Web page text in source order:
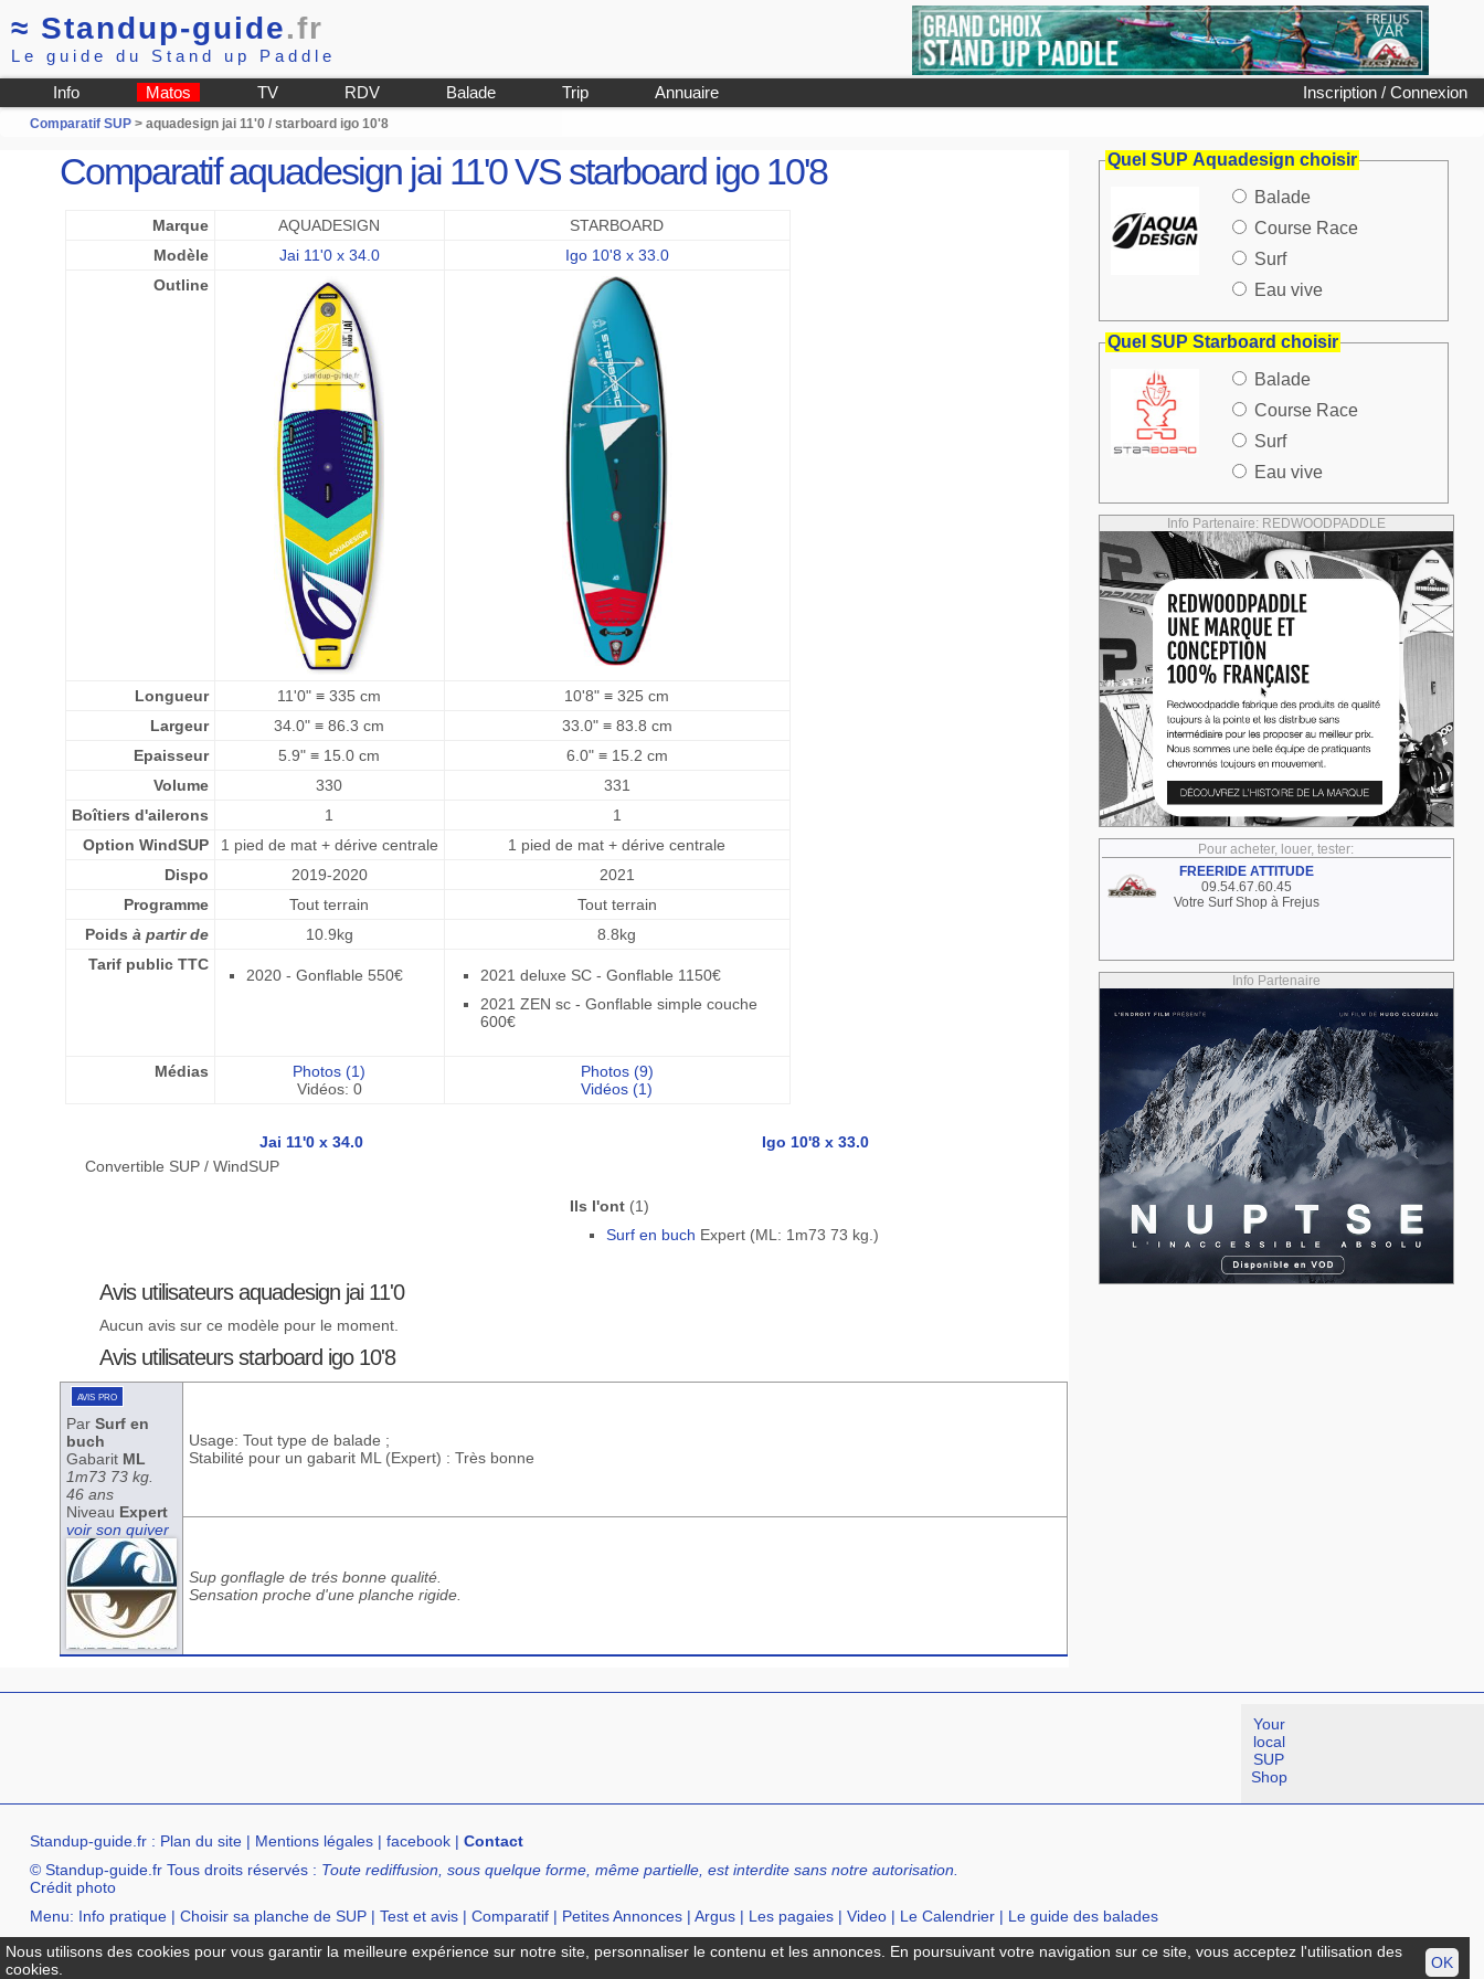
≈ Standup-guide.fr
Le guide du Stand up Paddle
Inscription / Connexion
Info Matos TV RDV Balade Trip Annuaire
Comparatif SUP > aquadesign jai 11'0 / starboard igo 10'8
Comparatif aquadesign jai 11'0 VS starboard igo 10'8
Marque AQUADESIGN
STARBOARD
Modèle
Jai 11'0 x 34.0
Igo 10'8 x 33.0
Outline
Longueur 11'0" ≡ 335 cm
10'8" ≡ 325 cm
Largeur
34.0" ≡ 86.3 cm
33.0" ≡ 83.8 cm
Epaisseur
5.9" ≡ 15.0 cm
6.0" ≡ 15.2 cm
Volume
330
331
Boîtiers d'ailerons
1
1
Option WindSUP
1 pied de mat + dérive centrale
1 pied de mat + dérive centrale
Dispo
2019-2020
2021
Programme
Tout terrain
Tout terrain
Poids à partir de 10.9kg
8.8kg
Tarif public TTC
2020 - Gonflable 550€
2021 deluxe SC - Gonflable 1150€
2021 ZEN sc - Gonflable simple couche
600€
Médias
Photos (1)
Vidéos: 0
Photos (9)
Vidéos (1)
Jai 11'0 x 34.0
Igo 10'8 x 33.0
Convertible SUP / WindSUP
Ils l'ont(1)
Surf en buch Expert (ML: 1m73 73 kg.)
Avis utilisateurs aquadesign jai 11'0
Aucun avis sur ce modèle pour le moment.
Avis utilisateurs starboard igo 10'8
avis pro
Par Surf en
buch
Gabarit ML
1m73 73 kg.
46 ans
Niveau Expert
voir son quiver
Usage: Tout type de balade ;
Stabilité pour un gabarit ML (Expert) : Très bonne
Sup gonflagle de trés bonne qualité.
Sensation proche d'une planche rigide.
Quel SUP Aquadesign choisir
Balade
Course Race
Surf
Eau vive
Quel SUP Starboard choisir
Balade
Course Race
Surf
Eau vive
Info Partenaire: REDWOODPADDLE
Pour acheter, louer, tester:
FREERIDE ATTITUDE
09.54.67.60.45
Votre Surf Shop à Frejus
Info Partenaire
Your
local
SUP
Shop
Standup-guide.fr: Plan du site| Mentions légales| facebook| Contact
© Standup-guide.fr Tous droits réservés : Toute rediffusion, sous quelque forme, même partielle, est interdite sans notre autorisation.
Crédit photo
Menu: Info pratique| Choisir sa planche de SUP| Test et avis| Comparatif| Petites Annonces| Argus| Les pagaies| Video| Le Calendrier| Le guide des balades
Annuaire :
SurfShop et Magasins pour acheter un SUP Points Location de SUP
Ecole de SUP
OK
Nous utilisons des cookies pour vous garantir la meilleure expérience sur notre site, personnaliser le contenu et les annonces. En poursuivant votre navigation sur ce site, vous acceptez l'utilisation des
cookies.